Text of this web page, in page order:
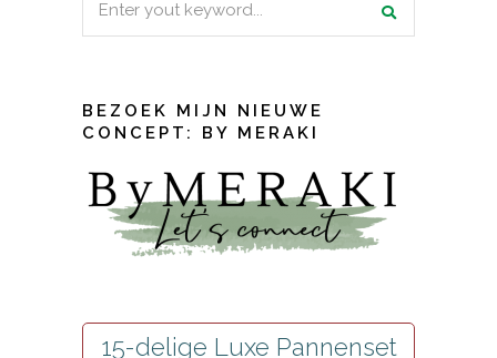
BEZOEK MIJN NIEUWE
CONCEPT: BY MERAKI
15-delige Luxe Pannenset